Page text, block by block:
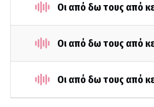
Οι από δω τους από
Οι από δω τους από
Οι από δω τους από